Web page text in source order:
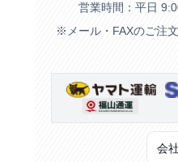
営業時間：平日
※メール・FAXのご注
会